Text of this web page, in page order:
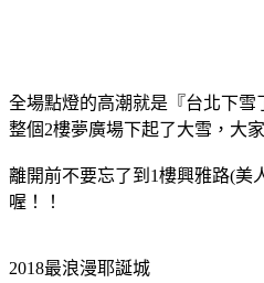
全場點燈的高潮就是『台北下雪
整個2樓夢廣場下起了大雪，大
離開前不要忘了到1樓興雅路(美
喔！！
2018最浪漫耶誕城